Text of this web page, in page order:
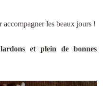
les beaux jours !
lardons et plein de bonnes